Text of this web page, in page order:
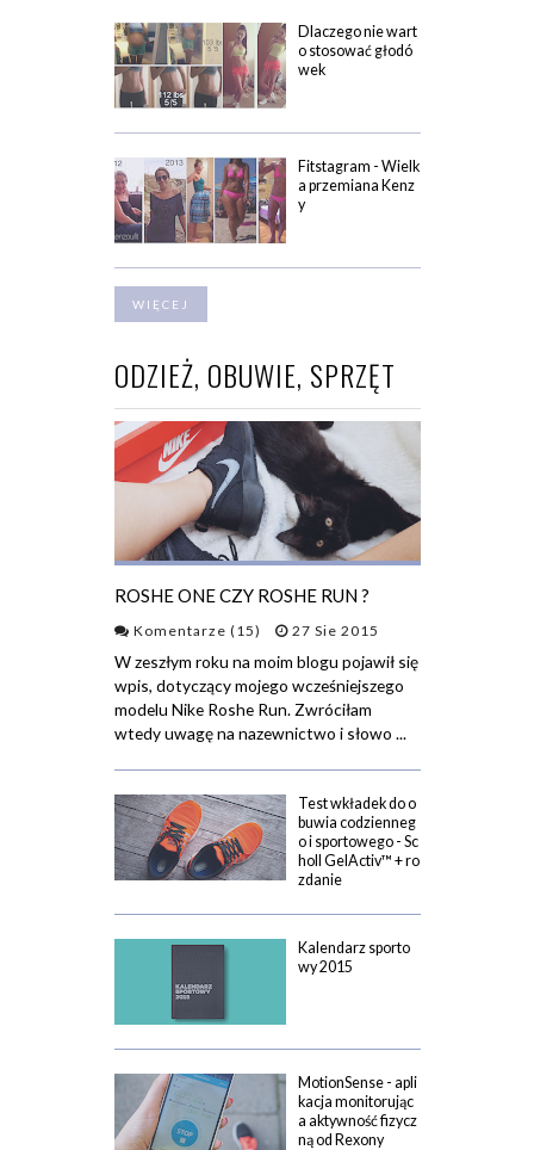
Dlaczego nie wart
o stosować głodó
wek
Fitstagram - Wielk
a przemiana Kenz
y
WIĘCEJ
ODZIEŻ, OBUWIE, SPRZĘT
ROSHE ONE CZY ROSHE RUN ?
Komentarze (15) 27 Sie 2015
W zeszłym roku na moim blogu pojawił się
wpis, dotyczący mojego wcześniejszego
modelu Nike Roshe Run. Zwróciłam
wtedy uwagę na nazewnictwo i słowo ...
Test wkładek do o
buwia codzienneg
o i sportowego - Sc
holl GelActiv™ + ro
zdanie
Kalendarz sporto
wy 2015
MotionSense - apli
kacja monitorując
a aktywność fizycz
ną od Rexony